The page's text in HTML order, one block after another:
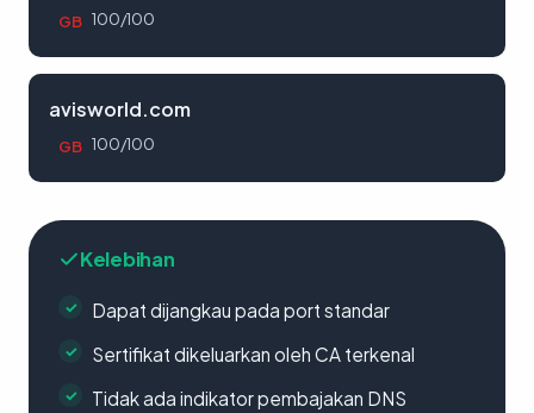
GB 100/100
avisworld.com
GB 100/100
Kelebihan
Dapat dijangkau pada port standar
Sertifikat dikeluarkan oleh CA terkenal
Tidak ada indikator pembajakan DNS